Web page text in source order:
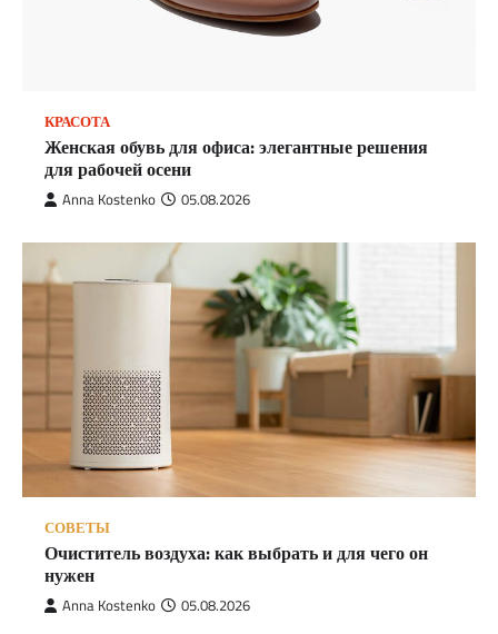
КРАСОТА
Женская обувь для офиса: элегантные решения
для рабочей осени
Anna Kostenko 05.08.2026
СОВЕТЫ
Очиститель воздуха: как выбрать и для чего он
нужен
Anna Kostenko 05.08.2026